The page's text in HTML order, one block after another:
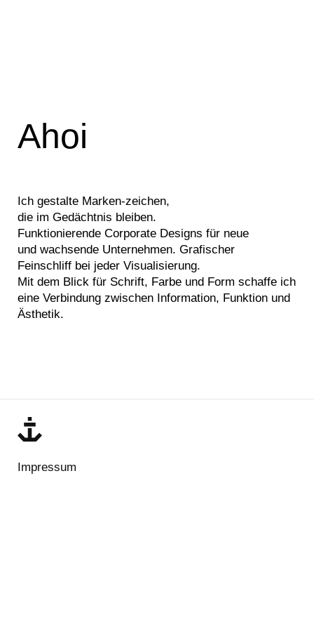
Ahoi
Ich gestalte Marken-zeichen,
die im Gedächtnis bleiben.
Funktionierende Corporate Designs für neue
und wachsende Unternehmen. Grafischer
Feinschliff bei jeder Visualisierung.
Mit dem Blick für Schrift, Farbe und Form schaffe ich
eine Verbindung zwischen Information, Funktion und
Ästhetik.
Impressum